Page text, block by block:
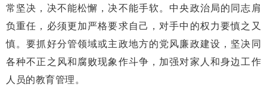
常坚决，决不能松懈，决不能手软。中央政治局的同志肩
负重任，必须更加严格要求自己，对手中的权力要慎之又
慎。要抓好分管领域或主政地方的党风廉政建设，坚决同
各种不正之风和腐败现象作斗争，加强对家人和身边工作
人员的教育管理。